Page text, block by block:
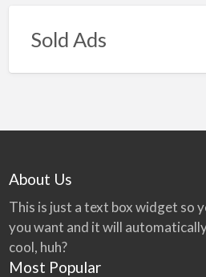
Sold Ads
About Us
This is just a text box widget so
you want and it will
cool, huh?
Most Popular